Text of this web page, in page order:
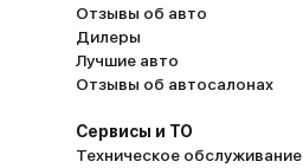
Отзывы об авто
Дилеры
Лучшие авто
Отзывы об автосалонах
Сервисы и ТО
Техническое обслуживание